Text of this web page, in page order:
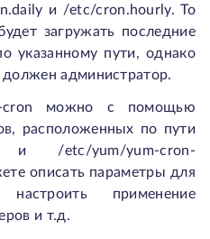
и /etc/cron.hourly. То
загружать последние
указанному пути, однако
должен администратор.
cron можно с помощью
расположенных по пути
и /etc/yum/yum-cron-
описать параметры для
применение
и т.д.